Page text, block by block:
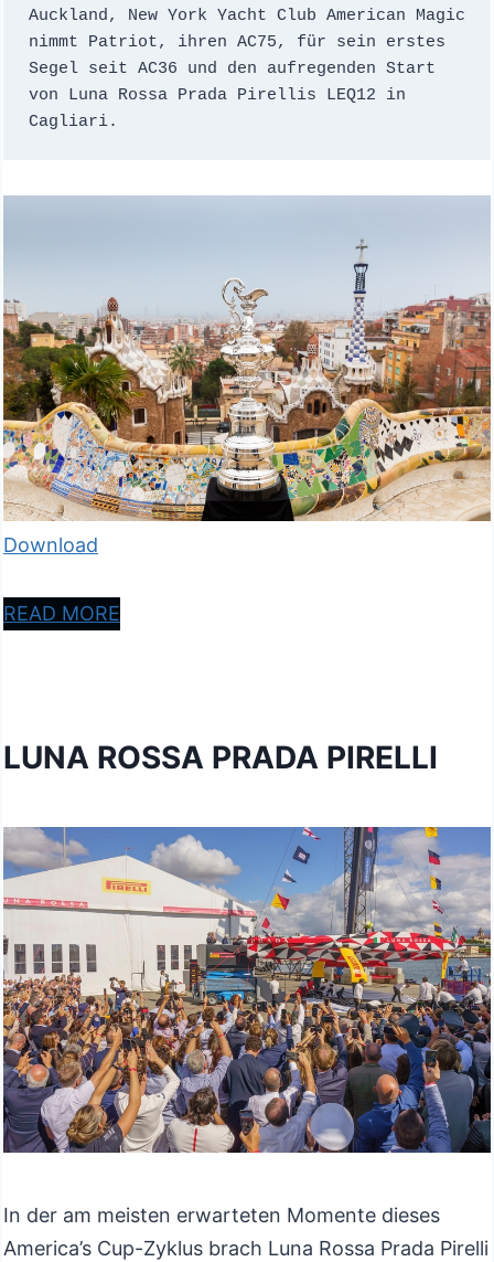
Auckland, New York Yacht Club American Magic
nimmt Patriot, ihren AC75, für sein erstes
Segel seit AC36 und den aufregenden Start
von Luna Rossa Prada Pirellis LEQ12 in
Cagliari.
Download
READ MORE
LUNA ROSSA PRADA PIRELLI
In der am meisten erwarteten Momente dieses
America’s Cup-Zyklus brach Luna Rossa Prada Pirelli